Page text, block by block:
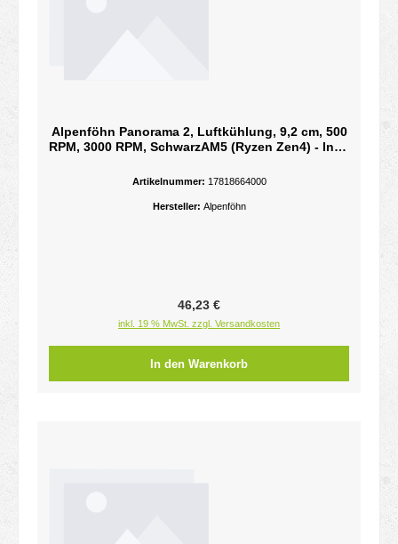
Alpenföhn Panorama 2, Luftkühlung, 9,2 cm, 500
RPM, 3000 RPM, SchwarzAM5 (Ryzen Zen4) - Intel
500 rpm - 12 V - 47,24 cfm - Aluminium - Kupfer
Artikelnummer: 17818664000
Hersteller: Alpenföhn
Regulärer Preis:
46,23 €
inkl. 19 % MwSt. zzgl. Versandkosten
In den Warenkorb